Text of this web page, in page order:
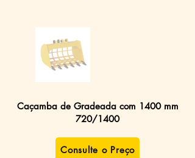
Caçamba de Gradeada com 1400 mm
720/1400
Consulte o Preço